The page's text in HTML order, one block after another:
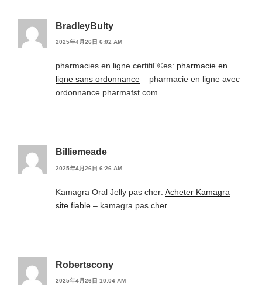
BradleyBulty
2025年4月26日 6:02 AM
pharmacies en ligne certifiГ©es: pharmacie en
ligne sans ordonnance – pharmacie en ligne avec
ordonnance pharmafst.com
Billiemeade
2025年4月26日 6:26 AM
Kamagra Oral Jelly pas cher: Acheter Kamagra
site fiable – kamagra pas cher
Robertscony
2025年4月26日 10:04 AM